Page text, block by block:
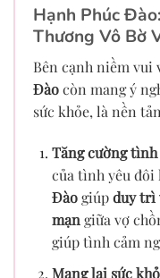
Hạnh Phúc
Thương Vô Bờ
Bên cạnh niềm vui
Đàocòn mang ý
sức khỏe, là nền
Tăng cường
của tình yêu đôi
Đàogiúpduy trì
mạn giữa vợ
giúp tình cảm
Mang lại sức